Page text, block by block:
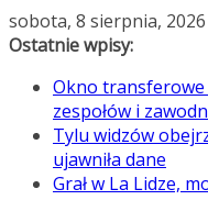
Przejdź
do
sobota, 8 sierpnia, 2026
Ostatnie wpisy:
Okno
zespołów i
Tylu widzów
ujawniła dane
Grał w La Lidze,